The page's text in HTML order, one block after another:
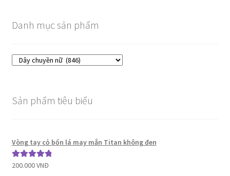
Danh mục sản phẩm
Sản phẩm tiêu biểu
Vòng tay cỏ bốn lá may mắn Titan không đen
Được xếp
200.000VNĐ